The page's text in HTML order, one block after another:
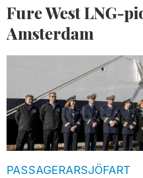
Fure West LNG-
Amsterdam
PASSAGERARSJÖFART